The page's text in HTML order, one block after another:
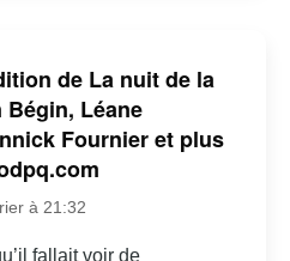
de La nuit de la
Léane
Fournier et plus
à 21:32
fallait voir de